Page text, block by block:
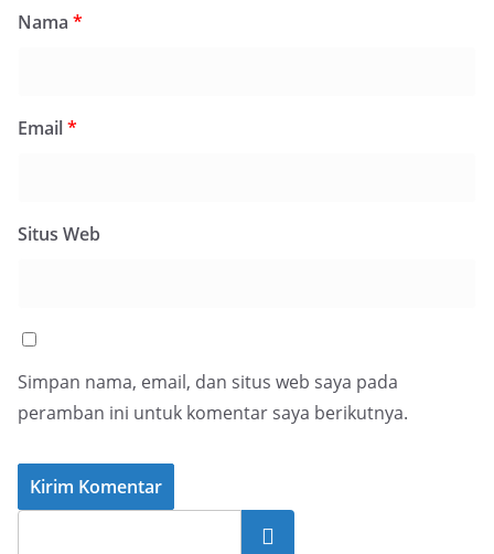
Nama *
Email*
Situs Web
Simpan nama, email, dan situs web saya pada
peramban ini untuk komentar saya berikutnya.
Cari